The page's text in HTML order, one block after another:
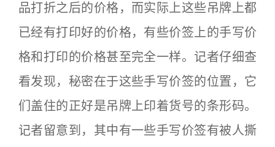
品打折之后的价格，而实际上这些吊牌上都
已经有打印好的价格，有些价签上的手写价
格和打印的价格甚至完全一样。记者仔细查
看发现，秘密在于这些手写价签的位置，它
们盖住的正好是吊牌上印着货号的条形码。
记者留意到，其中有一些手写价签有被人撕